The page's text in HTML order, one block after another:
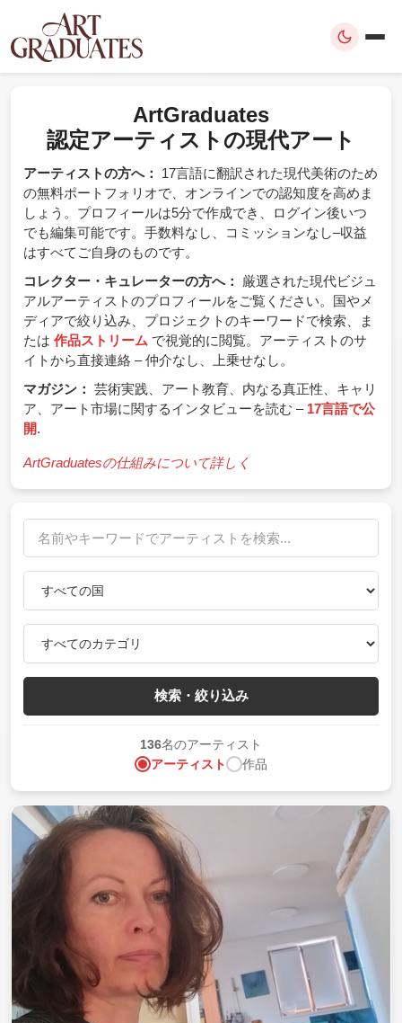
ArtGraduates
認定アーティストの現代アート
アーティストの方へ：
17言語に翻訳された現代美術のため
の無料ポートフォリオで、オンラインでの認知度を高めま
しょう。プロフィールは5分で作成でき、ログイン後いつ
でも編集可能です。手数料なし、コミッションなし–収益
はすべてご自身のものです。
コレクター・キュレーターの方へ：
厳選された現代ビジュ
アルアーティストのプロフィールをご覧ください。国やメ
ディアで絞り込み、プロジェクトのキーワードで検索、ま
たは 作品ストリーム で視覚的に閲覧。アーティストのサ
イトから直接連絡 – 仲介なし、上乗せなし。
マガジン： 芸術実践、アート教育、内なる真正性、キャリ
ア、アート市場に関するインタビューを読む – 17言語で公
開.
ArtGraduatesの仕組みについて詳しく
検索・絞り込み
136名のアーティスト
アーティスト
作品